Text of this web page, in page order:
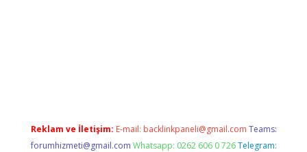
Reklam ve İletişim: E-mail: backlinkpaneli@gmail.com Teams:
forumhizmeti@gmail.com Whatsapp: 0262 606 0 726 Telegram: